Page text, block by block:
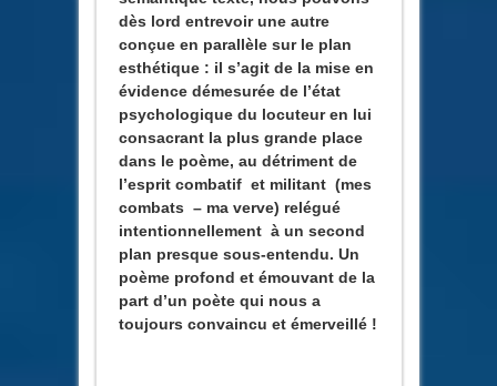
dès lord entrevoir une autre
conçue en parallèle sur le plan
esthétique : il s’agit de la mise en
évidence démesurée de l’état
psychologique du locuteur en lui
consacrant la plus grande place
dans le poème, au détriment de
l’esprit combatif et militant (mes
combats – ma verve) relégué
intentionnellement à un second
plan presque sous-entendu. Un
poème profond et émouvant de la
part d’un poète qui nous a
toujours convaincu et émerveillé !